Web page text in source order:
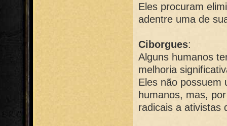
Eles procuram
adentre uma de
Ciborgues:
Alguns humanos
melhoria
Eles não possuem
humanos, mas,
radicais a ativistas